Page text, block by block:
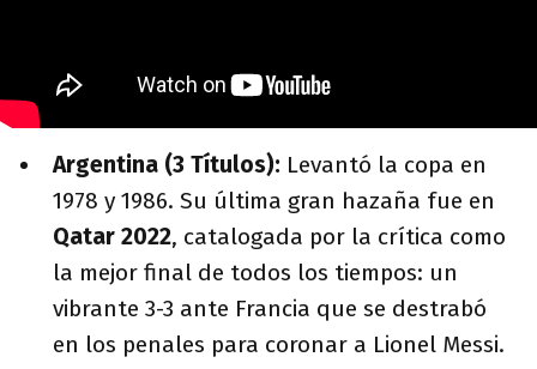
Argentina (3 Títulos): Levantó la copa en
1978 y 1986. Su última gran hazaña fue en
Qatar 2022, catalogada por la crítica como
la mejor final de todos los tiempos: un
vibrante 3-3 ante Francia que se destrabó
en los penales para coronar a Lionel Messi.